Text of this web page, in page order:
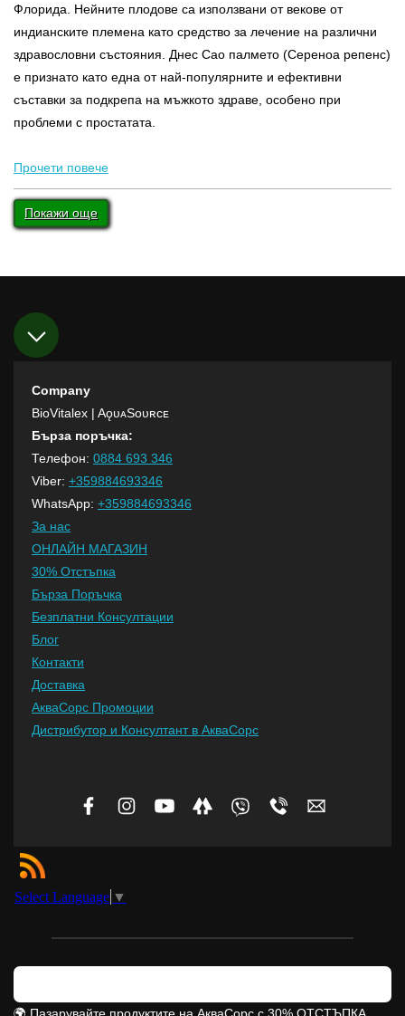
Флорида. Нейните плодове са използвани от векове от
индианските племена като средство за лечение на различни
здравословни състояния. Днес Сао палмето (Сереноа репенс)
е признато като една от най-популярните и ефективни
съставки за подкрепа на мъжкото здраве, особено при
проблеми с простатата.
Прочети повече
Покажи още
Company
BioVitalex | AǫᴜᴀSᴏᴜʀᴄᴇ
Бърза поръчка:
Телефон: 0884 693 346
Viber: +359884693346
WhatsApp: +359884693346
За нас
ОНЛАЙН МАГАЗИН
30% Отстъпка
Бърза Поръчка
Безплатни Консултации
Блог
Контакти
Доставка
АкваСорс Промоции
Дистрибутор и Консултант в АкваСорс
Select Language ▼
🌍 Пазарувайте продуктите на АкваСорс с 30% ОТСТЪПКА